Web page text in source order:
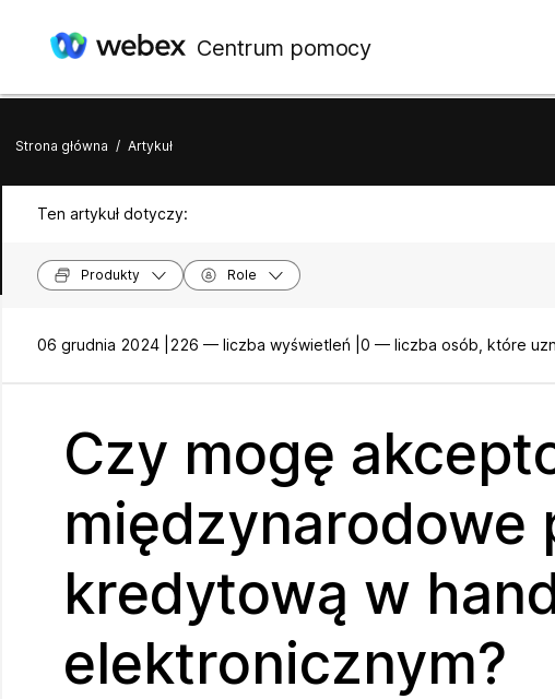
Centrum pomocy
Strona główna / Artykuł
Ten artykuł dotyczy:
Produkty Role
06 grudnia 2024 | 226 — liczba wyświetleń | 0 — liczba osób, które
Czy mogę
międzynarodowe
kredytową w
elektronicznym?